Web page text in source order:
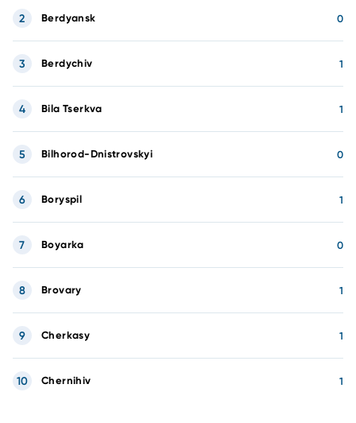
Berdyansk 0
2
Berdychiv 1
3
Bila Tserkva 1
4
Bilhorod-Dnistrovskyi 0
5
Boryspil 1
6
Boyarka 0
7
Brovary 1
8
Cherkasy 1
9
Chernihiv 1
10